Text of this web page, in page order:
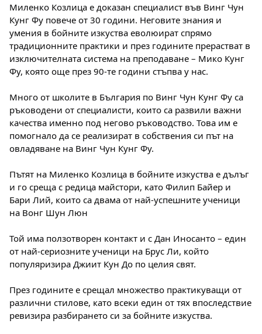
Миленко Козлица е доказан специалист във Винг Чун
Кунг Фу повече от 30 години. Неговите знания и
умения в бойните изкуства еволюират спрямо
традиционните практики и през годините прерастват в
изключителната система на преподаване – Мико Кунг
Фу, която още през 90-те години стъпва у нас.
Много от школите в България по Винг Чун Кунг Фу са
ръководени от специалисти, които са развили важни
качества именно под негово ръководство. Това им е
помогнало да се реализират в собствения си път на
овладяване на Винг Чун Кунг Фу.
Пътят на Миленко Козлица в бойните изкуства е дълъг
и го среща с редица майстори, като Филип Байер и
Бари Лий, които са двама от най-успешните ученици
на Вонг Шун Люн
Той има ползотворен контакт и с Дан Иносанто – един
от най-сериозните ученици на Брус Ли, който
популяризира Джиит Кун До по целия свят.
През годините е срещал множество практикуващи от
различни стилове, като всеки един от тях впоследствие
ревизира разбирането си за бойните изкуства.